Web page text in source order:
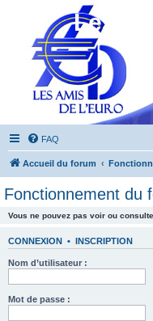
Les
FAQ
Accueil du forum
Fonctionnement du
Vous ne pouvez pas voir ou
CONNEXION • INSCRIPTION
Nom d’utilisateur :
Mot de passe :